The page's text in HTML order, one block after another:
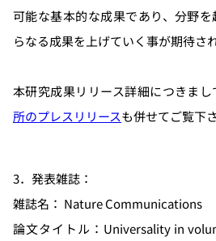
可能な基本的な成果であり、分野
らなる成果を上げていく事が期待さ
本研究成果リリース詳細につきまし
所のプレスリリースも併せてご覧下さ
3．発表雑誌：
雑誌名： Nature Communications
論文タイトル：Universality in